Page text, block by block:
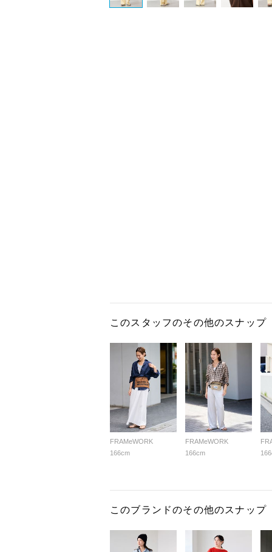
このスタッフのその他のスナップ
FRAMeWORK
166cm
FRAMeWORK
166cm
このブランドのその他のスナップ